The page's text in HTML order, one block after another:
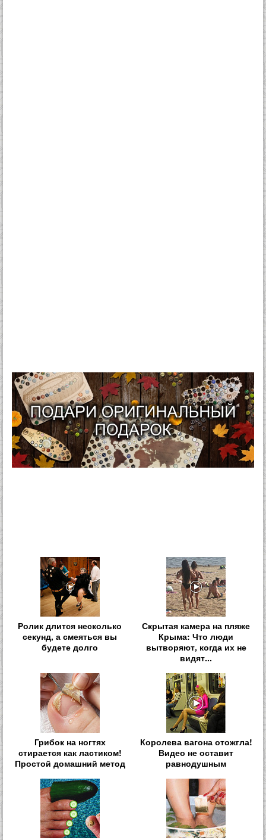
Ролик длится несколько
секунд, а смеяться вы
будете долго
Скрытая камера на пляже
Крыма: Что люди
вытворяют, когда их не
видят...
Грибок на ногтях
стирается как ластиком!
Простой домашний метод
Королева вагона отожгла!
Видео не оставит
равнодушным